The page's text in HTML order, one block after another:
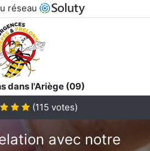
réseau
dans l'Ariège (09)
(115 votes)
avec notre